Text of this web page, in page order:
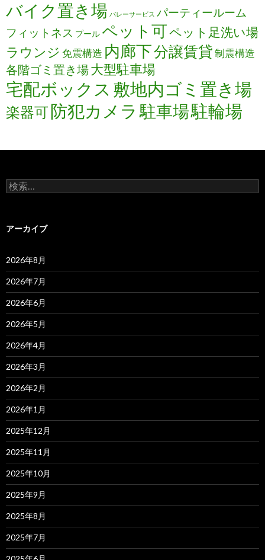
バイク置き場 バレーサービス パーティールーム
フィットネス プールペット可ペット足洗い場
ラウンジ 免震構造 内廊下分譲賃貸制震構造
各階ゴミ置き場大型駐車場
宅配ボックス 敷地内ゴミ置き場
楽器可防犯カメラ 駐車場駐輪場
検
索:
アーカイブ
2026年8月
2026年7月
2026年6月
2026年5月
2026年4月
2026年3月
2026年2月
2026年1月
2025年12月
2025年11月
2025年10月
2025年9月
2025年8月
2025年7月